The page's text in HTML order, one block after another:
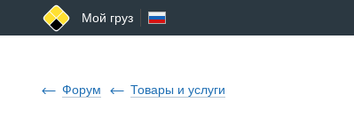
Мой груз
Форум Товары и услуги